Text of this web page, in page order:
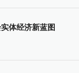
体经济新蓝图